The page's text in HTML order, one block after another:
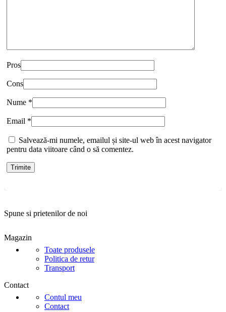
Pros
Cons
Nume *
Email *
Salvează-mi numele, emailul și site-ul web în acest navigator
pentru data viitoare când o să comentez.
Spune si prietenilor de noi
Magazin
Toate produsele
Politica de retur
Transport
Contact
Contul meu
Contact